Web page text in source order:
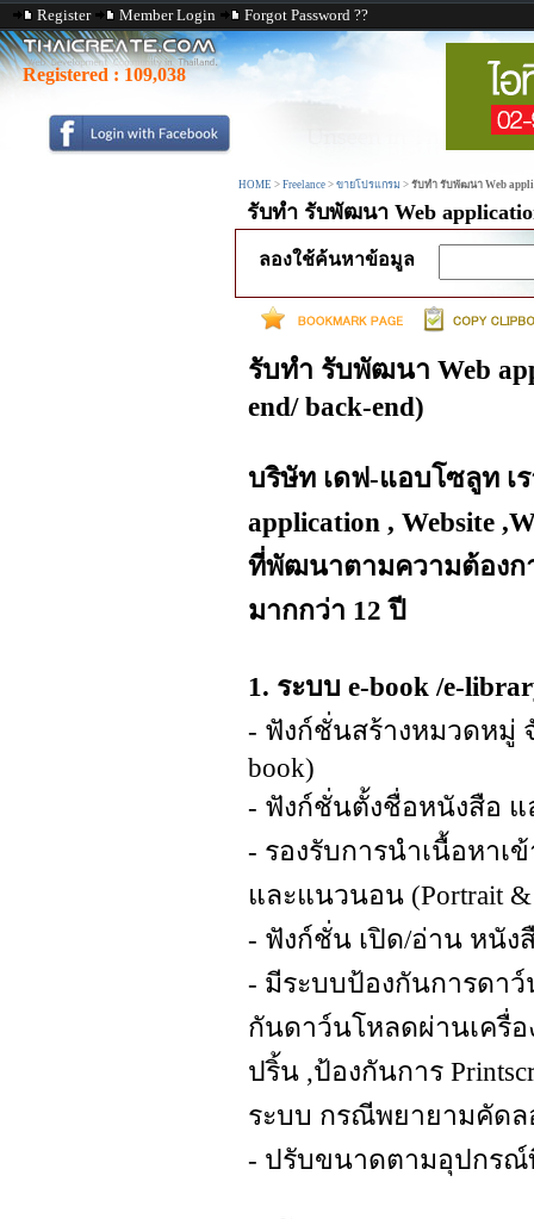
Register Member Login Forgot Password ??
Registered : 109,038
HOME > Freelance > ขายโปรแกรม > รับทำ รับพัฒนา Web
รับทำ รับพัฒนา Web
ลองใช้ค้นหาข้อมูล
รับทำ รับพัฒนา Web
end/ back-end)
บริษัท เดฟ-แอบโซลูท เ
application , Website
ที่พัฒนาตามความต้องก
มากกว่า 12 ปี
1. ระบบ e-book /e-
- ฟังก์ชั่นสร้างหมวดหมู่
book)
- ฟังก์ชั่นตั้งชื่อหนังสือ
- รองรับการนำเนื้อหาเ
และแนวนอน (Portrait &
- ฟังก์ชั่น เปิด/อ่าน หนัง
- มีระบบป้องกันการดา
กันดาว์นโหลดผ่านเครื่อ
ปริ้น ,ป้องกันการ
ระบบ กรณีพยายามคัด
- ปรับขนาดตามอุปกรณ์ที่